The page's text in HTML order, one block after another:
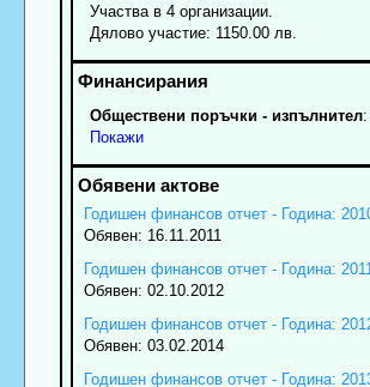
Участва в 4 организации.
Дялово участие: 1150.00 лв.
Обществени поръчки - изпълнител:
Покажи
Годишен финансов отчет - Година:
Обявен: 16.11.2011
Годишен финансов отчет - Година:
Обявен: 02.10.2012
Годишен финансов отчет - Година:
Обявен: 03.02.2014
Годишен финансов отчет - Година: